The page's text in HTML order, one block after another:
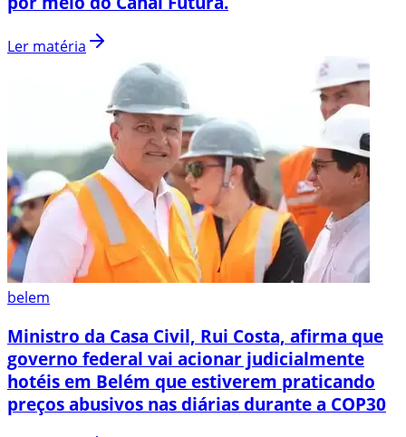
Ler matéria
belem
Ministro da Casa Civil, Rui Costa, afirma que
governo federal vai acionar judicialmente
hotéis em Belém que estiverem praticando
preços abusivos nas diárias durante a COP30